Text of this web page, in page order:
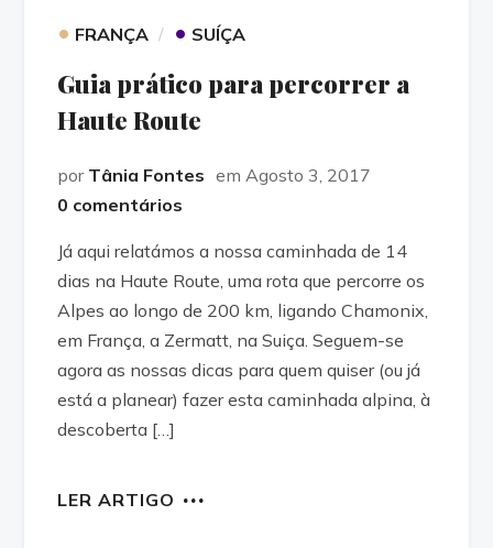
• FRANÇA • SUÍÇA
Guia prático para percorrer a
Haute Route
por Tânia Fontes em Agosto 3, 2017
0 comentários
Já aqui relatámos a nossa caminhada de 14
dias na Haute Route, uma rota que percorre os
Alpes ao longo de 200 km, ligando Chamonix,
em França, a Zermatt, na Suiça. Seguem-se
agora as nossas dicas para quem quiser (ou já
está a planear) fazer esta caminhada alpina, à
descoberta […]
LER ARTIGO